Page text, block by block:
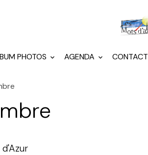
PHOTOS AGENDA CONTACT